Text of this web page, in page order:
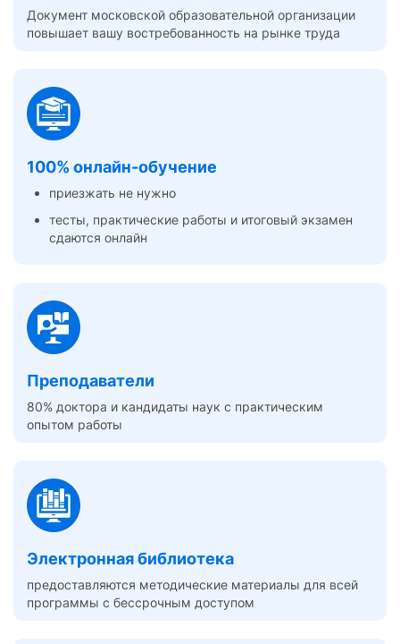
Документ московской образовательной организации
повышает вашу востребованность на рынке труда
100% онлайн-обучение
приезжать не нужно
тесты, практические работы и итоговый экзамен
сдаются онлайн
Преподаватели
80% доктора и кандидаты наук с практическим
опытом работы
Электронная библиотека
предоставляются методические материалы для всей
программы с бессрочным доступом